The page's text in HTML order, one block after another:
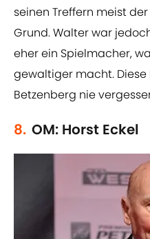
seinen Treffern meist
Grund. Walter war
eher ein Spielmacher,
gewaltiger macht.
Betzenberg nie
8. OM: Horst Eckel